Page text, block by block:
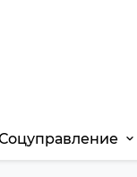
expand_more